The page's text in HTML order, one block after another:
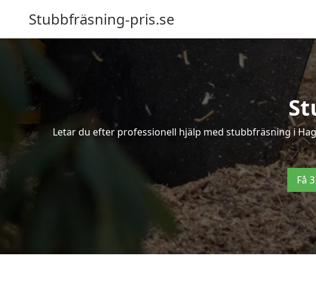
Stubbfräsning-pris.se
Letar du efter professionell hjälp med stubbfräsning i
Få